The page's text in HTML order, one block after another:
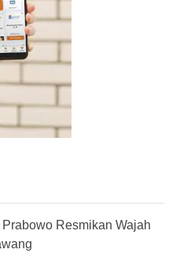
Resmikan Wajah